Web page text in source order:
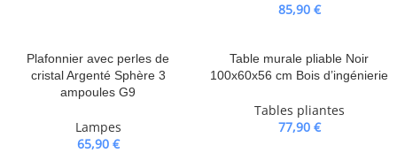
85,90 €
Plafonnier avec perles de
cristal Argenté Sphère 3
ampoules G9
Lampes
65,90 €
Table murale pliable Noir
100x60x56 cm Bois d’ingénierie
Tables pliantes
77,90 €